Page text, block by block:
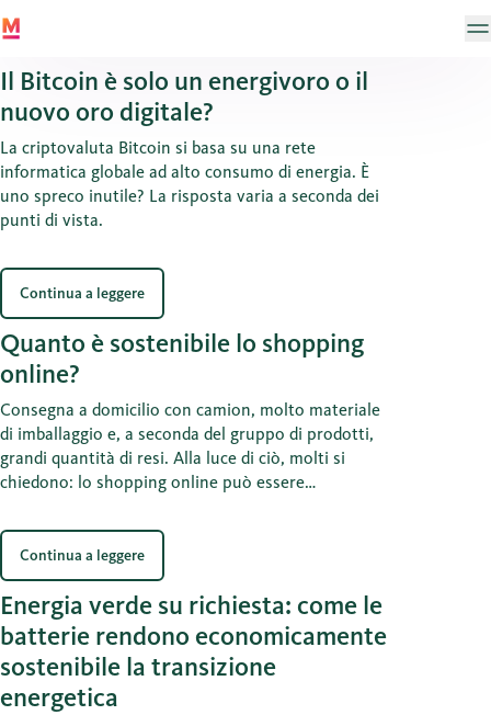
Il Bitcoin è solo un energivoro o il
nuovo oro digitale?
La criptovaluta Bitcoin si basa su una rete
informatica globale ad alto consumo di energia. È
uno spreco inutile? La risposta varia a seconda dei
punti di vista.
Continua a leggere
Quanto è sostenibile lo shopping
online?
Consegna a domicilio con camion, molto materiale
di imballaggio e, a seconda del gruppo di prodotti,
grandi quantità di resi. Alla luce di ciò, molti si
chiedono: lo shopping online può essere
carbonio dello shopping online è spesso migliore di
quella di un viaggio nei negozi.
Continua a leggere
Energia verde su richiesta: come le
batterie rendono economicamente
sostenibile la transizione
energetica